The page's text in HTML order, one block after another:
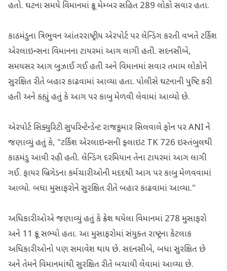
હતો. ઘટના સમયે વિમાનમાં ક્રૂ મેમ્બર સહિત 289 લોકો સવાર હતા.
કાઠમંડુના ત્રિભુવન આંતરરાષ્ટ્રીય એરપોર્ટ પર લેન્ડિંગ કરતી વખતે ટર્કિશ
એરલાઇન્સના વિમાનના ટાયરમાં આગ લાગી હતી. સદનસીબે,
સમયસર આગ બુઝાઈ ગઈ હતી અને વિમાનમાં સવાર તમામ લોકોને
સુરક્ષિત રીતે બહાર કાઢવામાં આવ્યા હતા. પોલીસે ઘટનાની પુષ્ટિ કરી
હતી અને કહ્યું હતું કે આગ પર કાબુ મેળવી લેવામાં આવ્યો છે.
એરપોર્ટ સિક્યુરિટી સુપરિન્ટેન્ડેન્ટ રાજકુમાર સિલવાલે ફોન પર ANI ને
જણાવ્યું હતું કે, "ટર્કિશ એરલાઇન્સની ફ્લાઇટ TK 726 ઇસ્તંબુલથી
કાઠમંડુ આવી રહી હતી. લેન્ડિંગ દરમિયાન તેના ટાયરમાં આગ લાગી
ગઈ. ફાયર બ્રિગેડના કર્મચારીઓની મદદથી આગ પર કાબુ મેળવવામાં
આવ્યો. બધા મુસાફરોને સુરક્ષિત રીતે બહાર કાઢવામાં આવ્યા."
અધિકારીઓએ જણાવ્યું હતું કે ક્રેશ થયેલા વિમાનમાં 278 મુસાફરો
અને 11 ક્રૂ સભ્યો હતા. આ મુસાફરોમાં સંયુક્ત રાષ્ટ્રના કેટલાક
અધિકારીઓનો પણ સમાવેશ થાય છે. સદનસીબે, બધા સુરક્ષિત છે
અને તેમને વિમાનમાંથી સુરક્ષિત રીતે બચાવી લેવામાં આવ્યા છે.